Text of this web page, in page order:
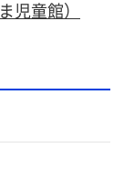
児童館）